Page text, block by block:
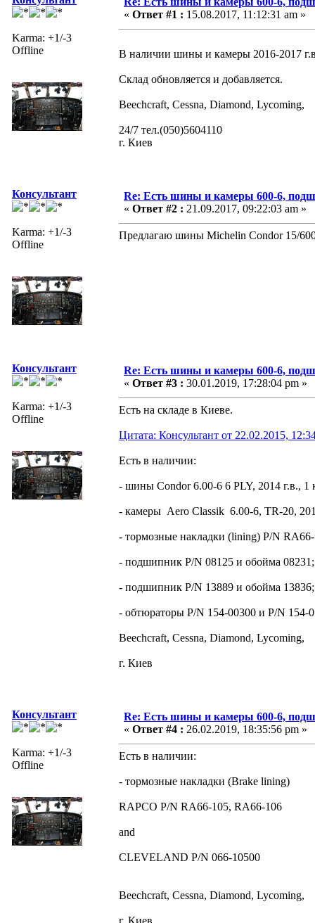
Karma: +1/-3
Offline
« Ответ #1 : 15.08.2017, 11:12:31 am »
В наличии шины и камеры 2016-2017
Склад обновляется и добавляется.
Beechcraft, Cessna, Diamond, Lycoming,
24/7 тел.(050)5604110
г. Киев
Консультант
Karma: +1/-3
Offline
Re: Есть шины и камеры 600-6,
« Ответ #2 : 21.09.2017, 09:22:03 am »
Предлагаю шины Michelin Condor 15/
Консультант
Karma: +1/-3
Offline
Re: Есть шины и камеры 600-6,
« Ответ #3 : 30.01.2019, 17:28:04 pm »
Есть на складе в Киеве.
Цитата: Консультант от 22.02.2015,
Есть в наличии:
- шины Condor 6.00-6 6 PLY, 2014 г.в.,
- камеры Aero Classik 6.00-6, TR-20,
- тормозные накладки (lining) P/N
- подшипник P/N 08125 и обойма 08231;
- подшипник P/N 13889 и обойма 13836;
- обтюраторы P/N 154-00300 и P/N 154-
Beechcraft, Cessna, Diamond, Lycoming,
г. Киев
Консультант
Karma: +1/-3
Offline
Re: Есть шины и камеры 600-6,
« Ответ #4 : 26.02.2019, 18:35:56 pm »
Есть в наличии:
- тормозные накладки (Brake lining)
RAPCO P/N RA66-105, RA66-106
and
CLEVELAND P/N 066-10500
Beechcraft, Cessna, Diamond, Lycoming,
г. Киев